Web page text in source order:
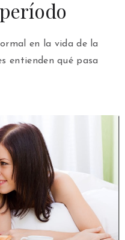
en la vida de la
entienden qué pasa